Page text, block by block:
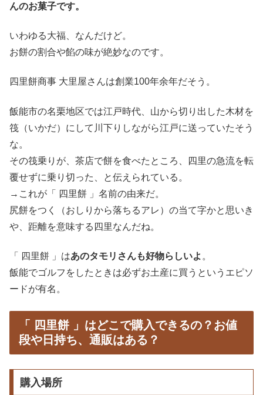
んのお菓子です。
いわゆる大福、なんだけど。
お餅の割合や餡の味が絶妙なのです。
四里餅商事 大里屋さんは創業100年余年だそう。
飯能市の名栗地区では江戸時代、山から切り出した木材を
筏（いかだ）にして川下りしながら江戸に送っていたそう
な。
その筏乗りが、茶店で餅を食べたところ、四里の急流を転
覆せずに乗り切った、と伝えられている。
→これが「 四里餅 」名前の由来だ。
尻餅をつく（おしりから落ちるアレ）の当て字かと思いき
や、距離を意味する四里なんだね。
「 四里餅 」はあのタモリさんも好物らしいよ 。
飯能でゴルフをしたときは必ずお土産に買うというエピソ
ードが有名。
「 四里餅 」はどこで購入できるの？お値
段や日持ち、通販はある？
購入場所